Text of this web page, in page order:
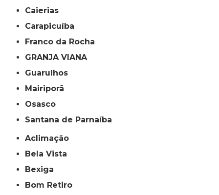
Caierias
Carapicuíba
Franco da Rocha
GRANJA VIANA
Guarulhos
Mairiporã
Osasco
Santana de Parnaíba
Aclimação
Bela Vista
Bexiga
Bom Retiro